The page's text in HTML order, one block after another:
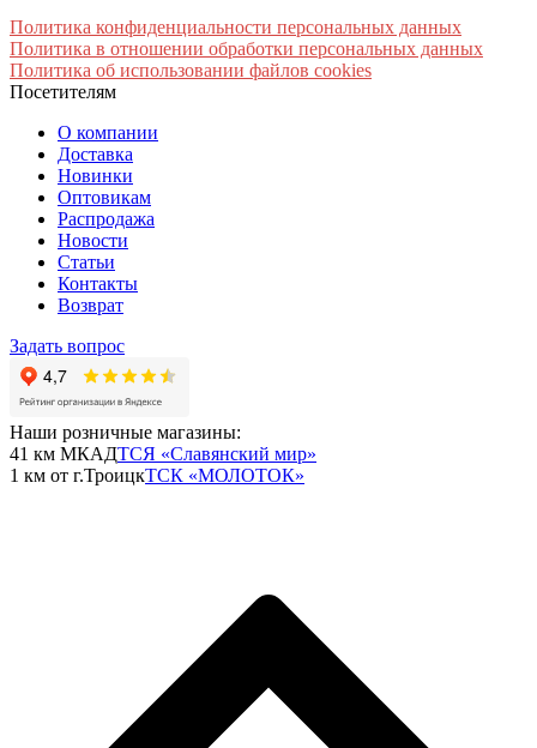
Политика конфиденциальности персональных данных
Политика в отношении обработки персональных данных
Политика об использовании файлов cookies
Посетителям
О компании
Доставка
Новинки
Оптовикам
Распродажа
Новости
Статьи
Контакты
Возврат
Задать вопрос
Наши розничные магазины:
41 км МКАДТСЯ «Славянский мир»
1 км от г.ТроицкТСК «МОЛОТОК»